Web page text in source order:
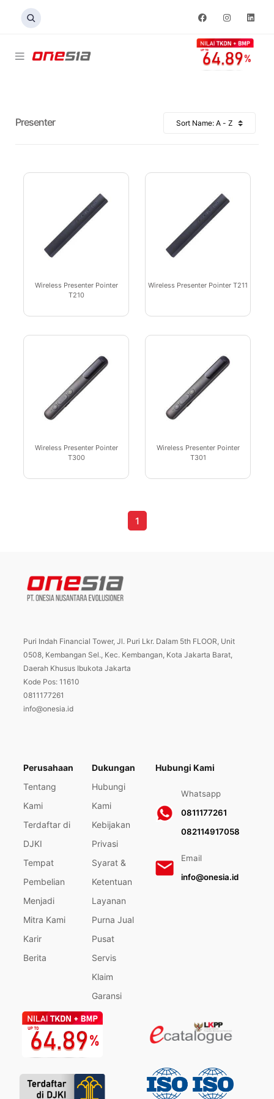
Presenter
Wireless Presenter Pointer
T210
Wireless Presenter Pointer T211
Wireless Presenter Pointer
T300
Wireless Presenter Pointer
T301
1
Puri Indah Financial Tower, Jl. Puri Lkr. Dalam 5th FLOOR, Unit
0508, Kembangan Sel., Kec. Kembangan, Kota Jakarta Barat,
Daerah Khusus Ibukota Jakarta
Kode Pos: 11610
0811177261
info@onesia.id
Perusahaan
Tentang
Kami
Terdaftar di
DJKI
Tempat
Pembelian
Menjadi
Mitra Kami
Karir
Berita
Dukungan
Hubungi
Kami
Kebijakan
Privasi
Syarat &
Ketentuan
Layanan
Purna Jual
Pusat
Servis
Klaim
Garansi
Hubungi Kami
Whatsapp
0811177261
082114917058
Email
info@onesia.id